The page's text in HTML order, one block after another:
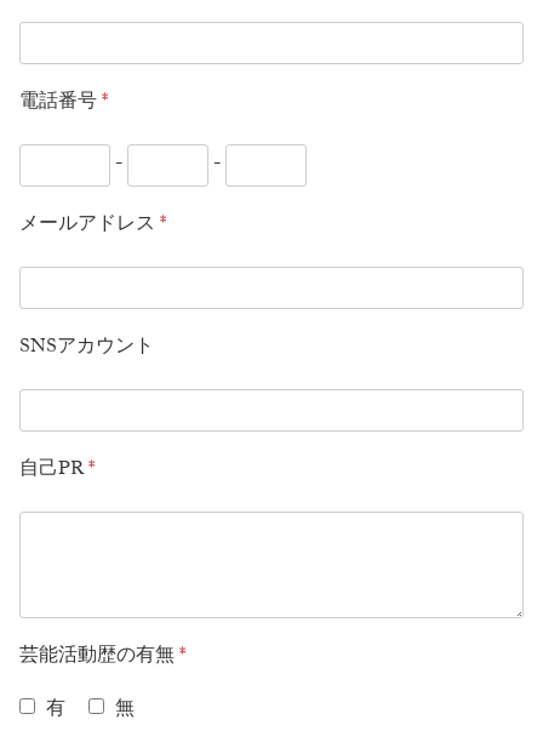
電話番号*
-
-
メールアドレス *
SNSアカウント
自己PR*
芸能活動歴の有無*
有
無